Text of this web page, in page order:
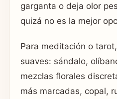
garganta o deja olor
quizá no es la mejor
Para meditación o
suaves: sándalo,
mezclas florales
más marcadas, copal,